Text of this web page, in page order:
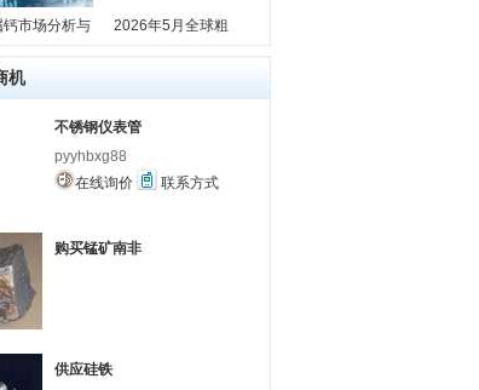
钙市场分析与 2026年5月全球粗
机
不锈钢仪表管
pyyhbxg88
在线询价
联系方式
购买锰矿南非
供应硅铁